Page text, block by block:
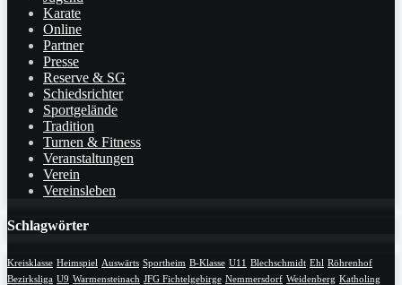
Karate
Online
Partner
Presse
Reserve & SG
Schiedsrichter
Sportgelände
Tradition
Turnen & Fitness
Veranstaltungen
Verein
Vereinsleben
Schlagwörter
Kreisklasse Heimspiel Auswärts Sportheim B-Klasse U11 Blechschmidt Ehl Röhrenhof
Bezirksliga U9 Warmensteinach JFG Fichtelgebirge Nemmersdorf Weidenberg Katholing